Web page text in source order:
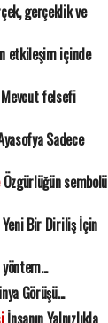
gerçeklik ve
etkileşim içinde
felsefi
Sadece
Özgürlüğün sembolü
Bir Diriliş İçin
Görüşü...
İnsanın Yalnızlıkla